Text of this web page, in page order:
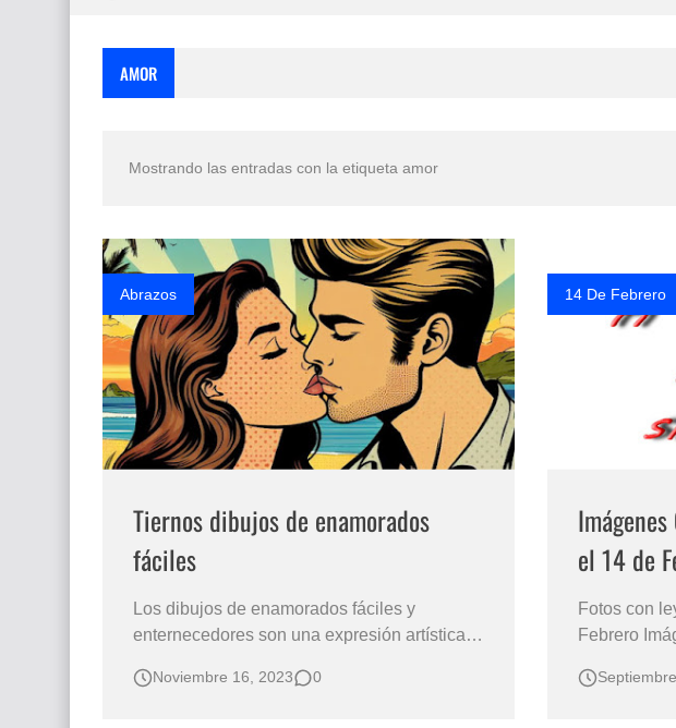
Rostros Bellos, La Perfección del Dibujo A Lápiz, Biryulina Vita
Fotos Artísticas de las Actrices de Hollywood Más Bellas del Mundo
Que significan los cuadros de negras africanas?
El mundo del arte en pintura surrealista
AMOR
Mostrando las entradas con la etiqueta amor
Abrazos
Tiernos dibujos de enamorados
fáciles
Los dibujos de enamorados fáciles y
enternecedores son una expresión artística
captura la esencia del amor y la conexión
Noviembre 16, 2023 0
14 De Febrero
el 14 de
Fotos con
Febrero
llenas de